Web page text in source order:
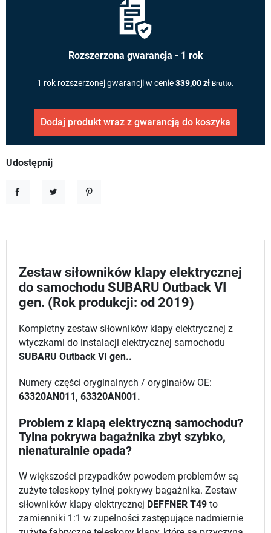
Rozszerzona gwarancja - 1 rok
1 rok rozszerzonej gwarancji w cenie339,00 zł Brutto.
Dodaj produkt wraz z gwarancją do koszyka
Udostępnij
Zestaw siłowników klapy elektrycznej
do samochodu SUBARU Outback VI
gen. (Rok produkcji: od 2019)
Kompletny zestaw siłowników klapy elektrycznej z
wtyczkami do instalacji elektrycznej samochodu
SUBARU Outback VI gen..
Numery części oryginalnych / oryginałów OE:
63320AN011, 63320AN001.
Problem z klapą elektryczną samochodu?
Tylna pokrywa bagażnika zbyt szybko,
nienaturalnie opada?
W większości przypadków powodem problemów są
zużyte teleskopy tylnej pokrywy bagażnika. Zestaw
siłowników klapy elektrycznej DEFFNER T49 to
zamienniki 1:1 w zupełności zastępujące nadmiernie